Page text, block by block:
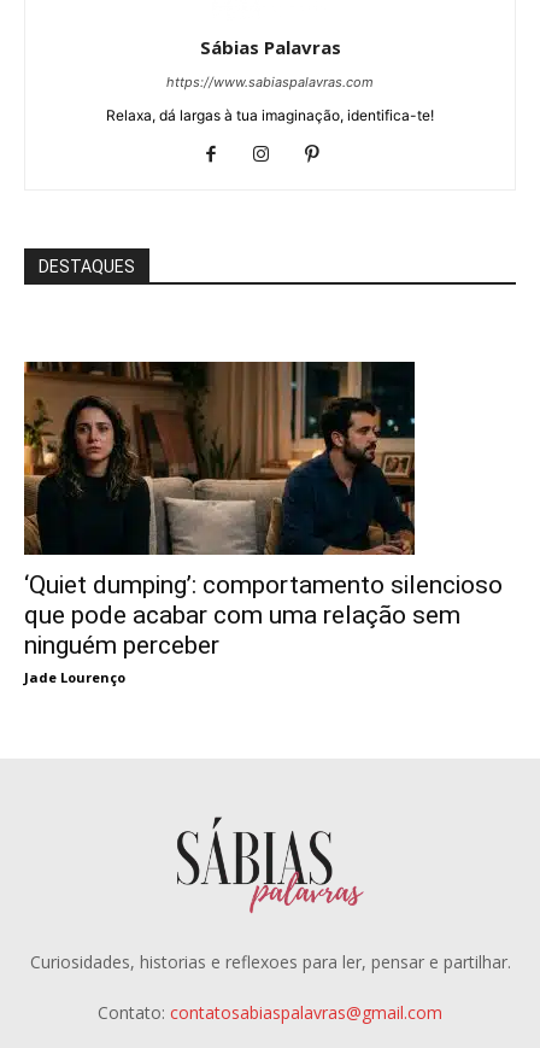
Sábias Palavras
https://www.sabiaspalavras.com
Relaxa, dá largas à tua imaginação, identifica-te!
DESTAQUES
‘Quiet dumping’: comportamento silencioso
que pode acabar com uma relação sem
ninguém perceber
Jade Lourenço
Curiosidades, historias e reflexoes para ler, pensar e partilhar.
Contato: contatosabiaspalavras@gmail.com